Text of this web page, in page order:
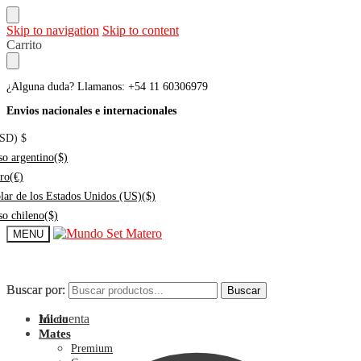
Skip to navigation Skip to content
Carrito
¿Alguna duda? Llamanos: +54 11 60306979
Envios nacionales e internacionales
$
argentino($)
(€)
de los Estados Unidos (US)($)
chileno($)
MENU
Buscar por: Buscar
Mi cuenta
Buscar por: Buscar
Inicio
Mates
Premium